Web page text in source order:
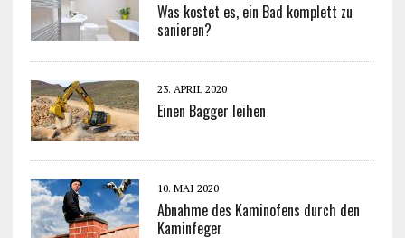
Was kostet es, ein Bad komplett zu
sanieren?
23. APRIL 2020
Einen Bagger leihen
10. MAI 2020
Abnahme des Kaminofens durch den
Kaminfeger